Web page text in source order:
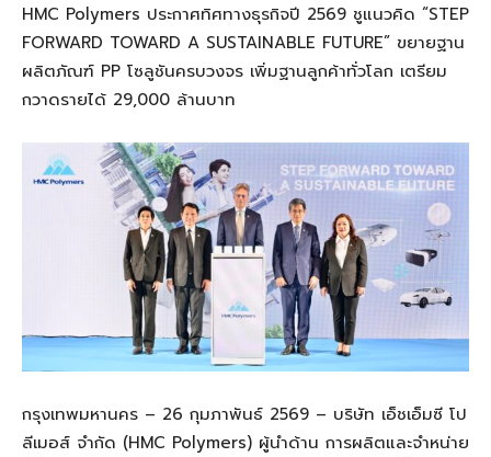
HMC Polymers ประกาศทิศทางธุรกิจปี 2569 ชูแนวคิด “STEP
FORWARD TOWARD A SUSTAINABLE FUTURE” ขยายฐาน
ผลิตภัณฑ์ PP โซลูชันครบวงจร เพิ่มฐานลูกค้าทั่วโลก เตรียม
กวาดรายได้ 29,000 ล้านบาท
กรุงเทพมหานคร – 26 กุมภาพันธ์ 2569 – บริษัท เอ็ชเอ็มซี โป
ลีเมอส์ จำกัด (HMC Polymers) ผู้นำด้าน การผลิตและจำหน่าย